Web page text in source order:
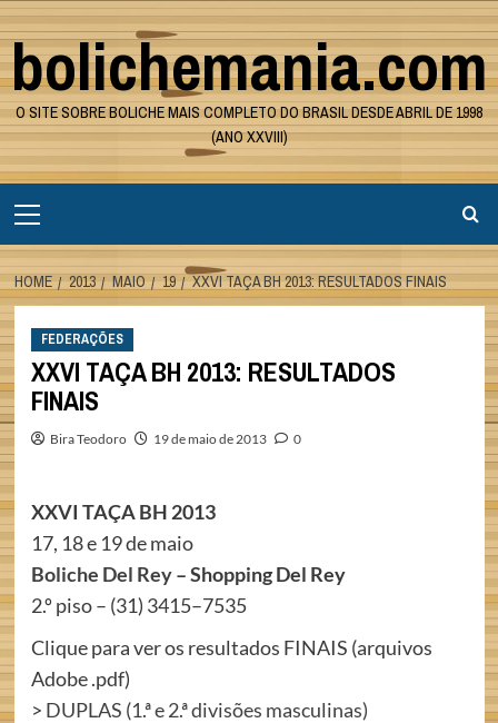
Skip
to
content
bolichemania.com
O SITE SOBRE BOLICHE MAIS COMPLETO DO BRASIL DESDE ABRIL DE 1998
(ANO XXVIII)
Menu
HOME 2013 MAIO 19 XXVI TAÇA BH 2013: RESULTADOS FINAIS
FEDERAÇÕES
XXVI TAÇA BH 2013: RESULTADOS
FINAIS
Bira Teodoro 19 de maio de 2013 0
XXVI TAÇA BH 2013
17, 18 e 19 de maio
Boliche Del Rey– Shopping Del Rey
2.º piso – (31) 3415–7535
Clique para ver os resultados FINAIS (arquivos
Adobe .pdf)
> DUPLAS (1.ª e 2.ª divisões masculinas)